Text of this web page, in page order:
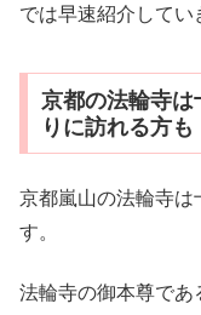
では早速紹介してい
京都の法輪寺
りに訪れる方も
京都嵐山の法輪寺は
す。
法輪寺の御本尊であ